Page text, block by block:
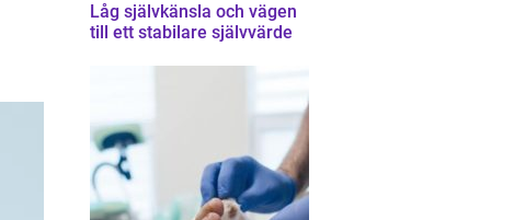
Låg självkänsla och vägen
till ett stabilare självvärde